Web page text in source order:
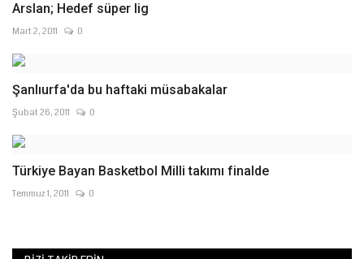
Arslan; Hedef süper lig
Mart 2, 2011 0
Şanlıurfa'da bu haftaki müsabakalar
Şubat 26, 2011 0
Türkiye Bayan Basketbol Milli takımı finalde
Temmuz 1, 2011 0